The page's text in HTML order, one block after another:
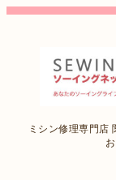
ミシン修理専門